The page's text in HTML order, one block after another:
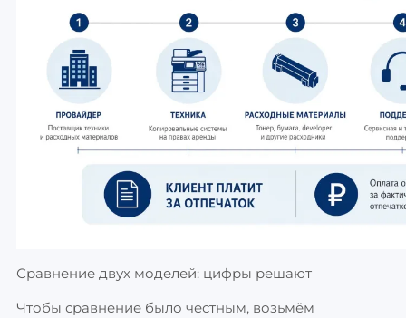
Сравнение двух моделей: цифры решают
Чтобы сравнение было честным, возьмём